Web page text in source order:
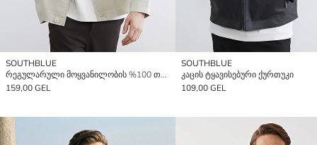
SOUTHBLUE
რეგულარული მოყვანილობის %100 თეთრეულის მამაკაცის ჟაკეტი
159,00 GEL
SOUTHBLUE
კაცის ტყავისებური ქურთუკი
109,00 GEL